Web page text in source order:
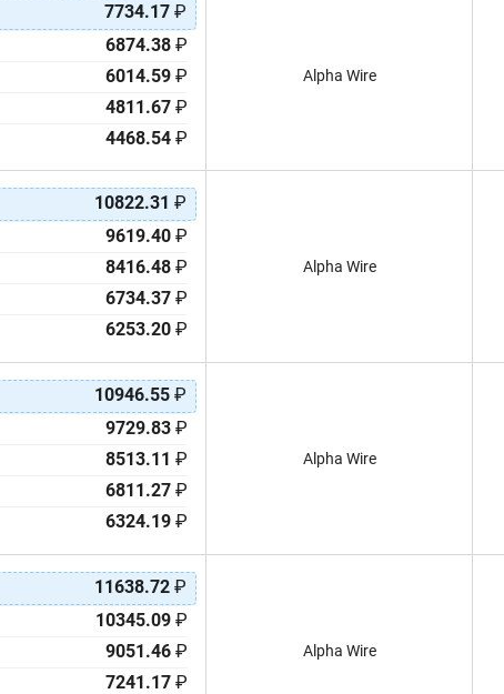
7734.17 ₽
6874.38 ₽
6014.59 ₽
4811.67 ₽
4468.54 ₽
Alpha Wire
10822.31 ₽
9619.40 ₽
8416.48 ₽
6734.37 ₽
6253.20 ₽
Alpha Wire
10946.55 ₽
9729.83 ₽
8513.11 ₽
6811.27 ₽
6324.19 ₽
Alpha Wire
11638.72 ₽
10345.09 ₽
9051.46 ₽
7241.17 ₽
Alpha Wire